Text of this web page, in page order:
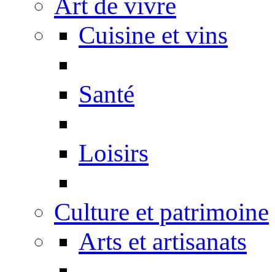
Cuisine et vins
Santé
Loisirs
Culture et patrimoine
Arts et artisanats